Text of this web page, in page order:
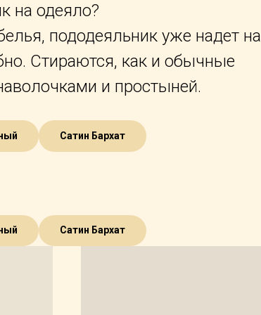
на одеяло?
пододеяльник уже надет на
Стираются, как и обычные
и простыней.
Сатин Бархат
Сатин Бархат